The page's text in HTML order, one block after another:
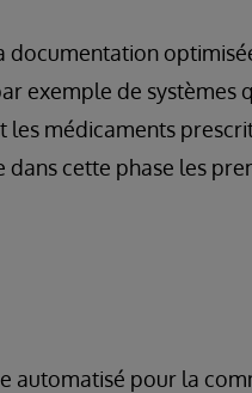
documentation
exemple de systèmes
médicaments
cette phase les
automatisé pour la